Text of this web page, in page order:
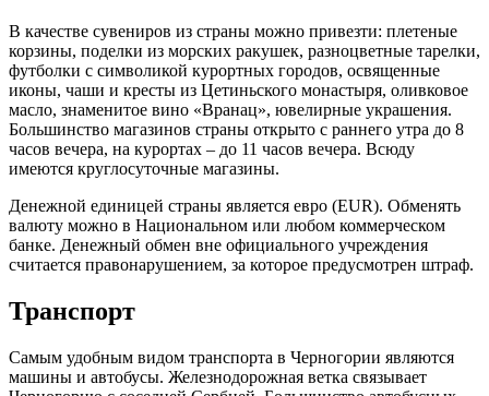
В качестве сувениров из страны можно привезти: плетеные
корзины, поделки из морских ракушек, разноцветные тарелки,
футболки с символикой курортных городов, освященные
иконы, чаши и кресты из Цетиньского монастыря, оливковое
масло, знаменитое вино «Вранац», ювелирные украшения.
Большинство магазинов страны открыто с раннего утра до 8
часов вечера, на курортах – до 11 часов вечера. Всюду
имеются круглосуточные магазины.
Денежной единицей страны является евро (EUR). Обменять
валюту можно в Национальном или любом коммерческом
банке. Денежный обмен вне официального учреждения
считается правонарушением, за которое предусмотрен штраф.
Транспорт
Самым удобным видом транспорта в Черногории являются
машины и автобусы. Железнодорожная ветка связывает